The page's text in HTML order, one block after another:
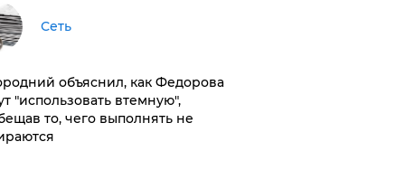
Сеть
объяснил, как Федорова
"использовать втемную",
то, чего выполнять не